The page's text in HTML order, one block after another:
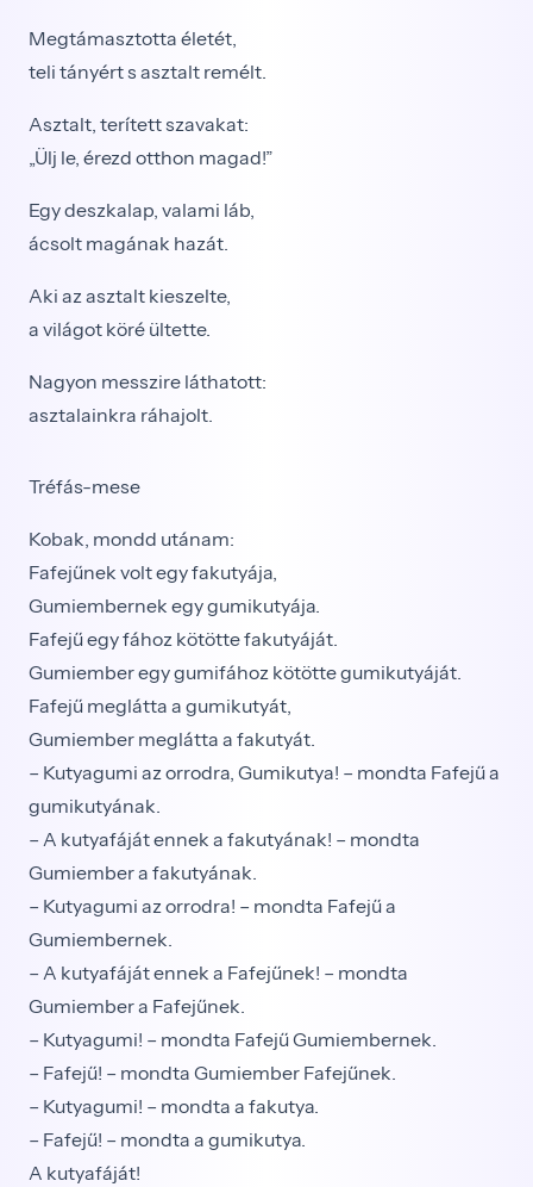
Megtámasztotta életét,
teli tányért s asztalt remélt.
Asztalt, terített szavakat:
„Ülj le, érezd otthon magad!”
Egy deszkalap, valami láb,
ácsolt magának hazát.
Aki az asztalt kieszelte,
a világot köré ültette.
Nagyon messzire láthatott:
asztalainkra ráhajolt.
Tréfás-mese
Kobak, mondd utánam:
Fafejűnek volt egy fakutyája,
Gumiembernek egy gumikutyája.
Fafejű egy fához kötötte fakutyáját.
Gumiember egy gumifához kötötte gumikutyáját.
Fafejű meglátta a gumikutyát,
Gumiember meglátta a fakutyát.
– Kutyagumi az orrodra, Gumikutya! – mondta Fafejű a
gumikutyának.
– A kutyafáját ennek a fakutyának! – mondta
Gumiember a fakutyának.
– Kutyagumi az orrodra! – mondta Fafejű a
Gumiembernek.
– A kutyafáját ennek a Fafejűnek! – mondta
Gumiember a Fafejűnek.
– Kutyagumi! – mondta Fafejű Gumiembernek.
– Fafejű! – mondta Gumiember Fafejűnek.
– Kutyagumi! – mondta a fakutya.
– Fafejű! – mondta a gumikutya.
A kutyafáját!